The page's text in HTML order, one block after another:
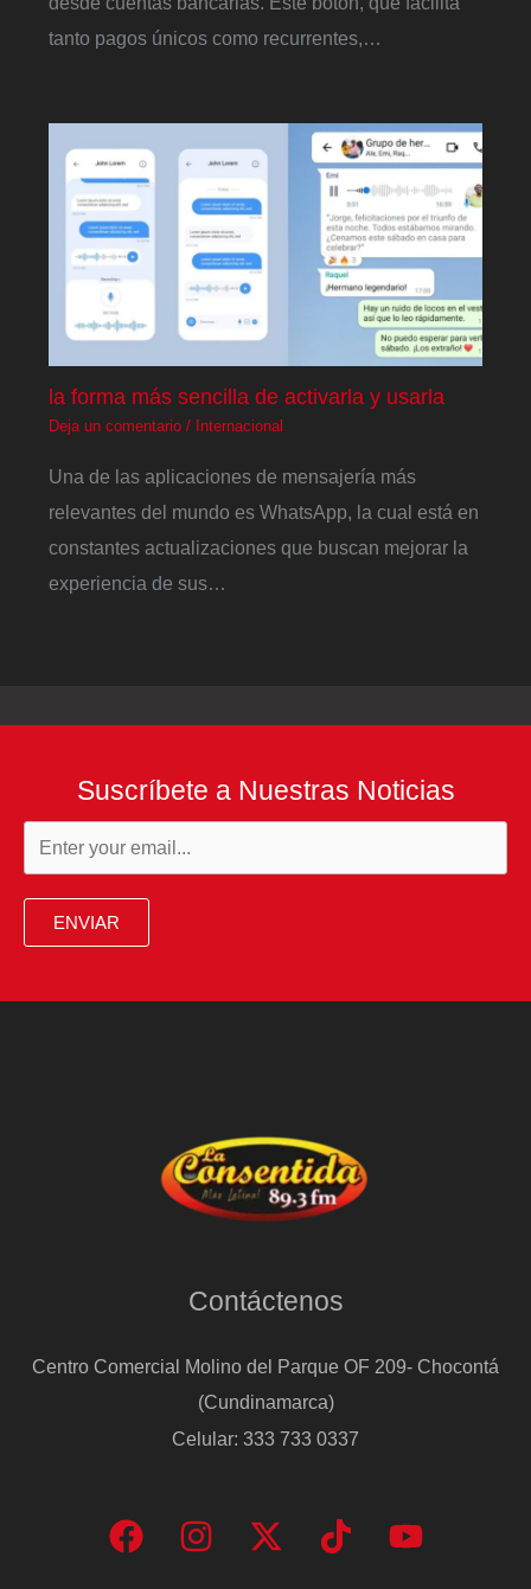
tanto pagos únicos como recurrentes,…
la forma más sencilla de activarla y usarla
Deja un comentario / Internacional
Una de las aplicaciones de mensajería más
relevantes del mundo es WhatsApp, la cual está en
constantes actualizaciones que buscan mejorar la
experiencia de sus…
Suscríbete a Nuestras Noticias
ENVIAR
Contáctenos
Centro Comercial Molino del Parque OF 209- Chocontá
(Cundinamarca)
Celular: 333 733 0337